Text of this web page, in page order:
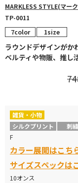
MARKLESS STYLE(マー
TP-0011
7color 1size
ラウンドデザインがか
ベルティや物販、推し
カラー
ナチュラル
カラー
雑貨・小物
シルクプリント
刺繍
F
カラー展開はこち
サイズスペックは
10オンス